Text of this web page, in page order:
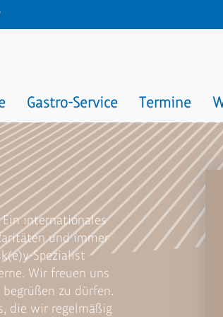
Gastro-Service Termine
internationales
und immer
Spezialist
Wir freuen uns
zu dürfen.
die wir regelmäßig